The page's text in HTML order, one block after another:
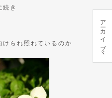
き
られ照れているのか
アーカイブ